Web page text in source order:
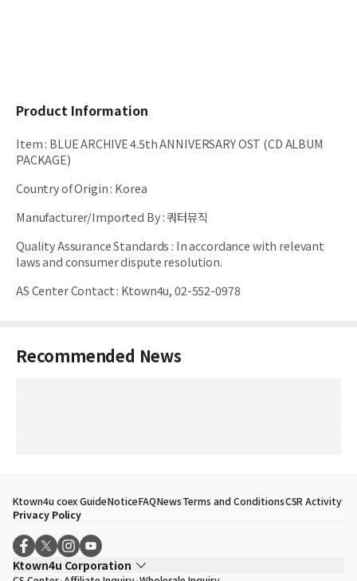
Product Information
Item: BLUE ARCHIVE 4.5th ANNIVERSARY OST (CD ALBUM
PACKAGE)
Country of Origin: Korea
Manufacturer/Imported By:쿼터뮤직
Quality Assurance Standards : In accordance with relevant
laws and consumer dispute resolution.
AS Center Contact: Ktown4u, 02-552-0978
Recommended News
Ktown4u coex GuideNoticeFAQNewsTerms and ConditionsCSR Activity
Privacy Policy
Ktown4u Corporation